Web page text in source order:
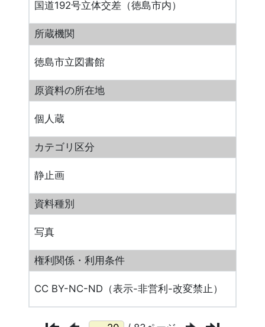
国道192号立体交差（徳島市内）
所蔵機関
徳島市立図書館
原資料の所在地
個人蔵
カテゴリ区分
静止画
資料種別
写真
権利関係・利用条件
CC BY-NC-ND（表示-非営利-改変禁止）